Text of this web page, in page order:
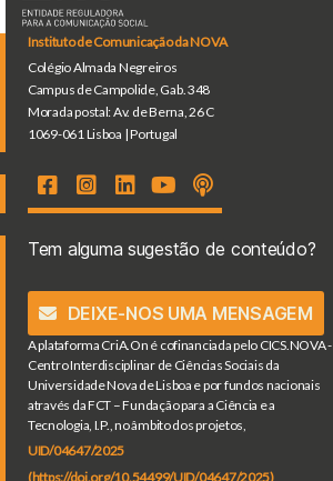
Instituto de Comunicação da NOVA
Colégio Almada Negreiros
Campus de Campolide, Gab. 348
Morada postal: Av. de Berna, 26 C
1069-061 Lisboa | Portugal
Tem alguma sugestão de conteúdo?
DEIXE-NOS UMA MENSAGEM
A plataforma CriA.On é cofinanciada pelo CICS.NOVA -
Centro Interdisciplinar de Ciências Sociais da
Universidade Nova de Lisboa e por fundos nacionais
através da FCT – Fundação para a Ciência e a
Tecnologia, I.P., no âmbito dos projetos,
UID/04647/2025
(https://doi.org/10.54499/UID/04647/2025)